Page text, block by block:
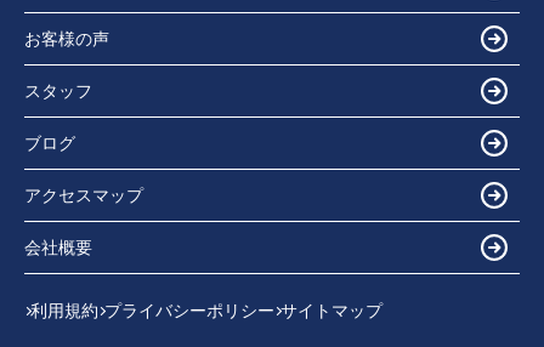
お客様の声
スタッフ
ブログ
アクセスマップ
会社概要
利用規約 プライバシーポリシー サイトマップ